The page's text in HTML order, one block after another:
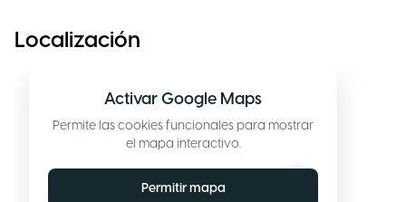
Localización
Activar Google Maps
Permite las cookies funcionales para mostrar
el mapa interactivo.
Permitir mapa